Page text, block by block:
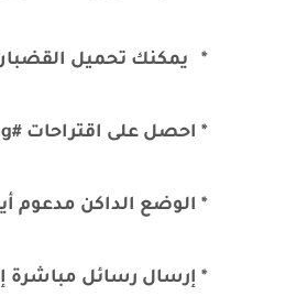
* يمكنك تحميل
* احصل على اقتراحات #hashtag ذات الصلة
* الوضع الداكن مدعوم
* إرسال رسائل مباشرة